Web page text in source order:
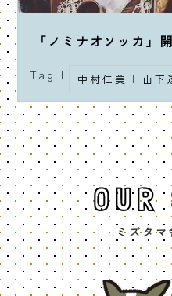
「ノミナオソッカ」
Tag | 中村仁美 | 山下
OUR
ミズタ